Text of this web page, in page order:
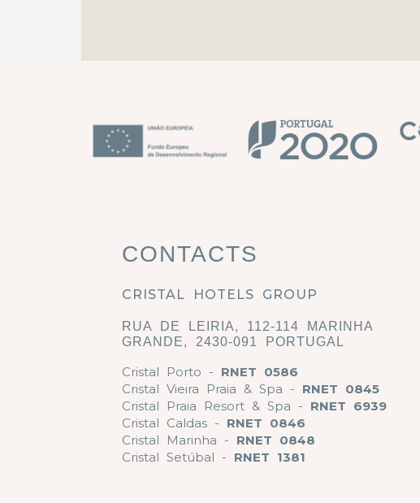
CONTACTS
CRISTAL HOTELS GROUP
RUA DE LEIRIA, 112-114 MARINHA
GRANDE, 2430-091 PORTUGAL
Cristal Porto - RNET 0586
Cristal Vieira Praia & Spa - RNET 0845
Cristal Praia Resort & Spa - RNET 6939
Cristal Caldas - RNET 0846
Cristal Marinha - RNET 0848
Cristal Setúbal - RNET 1381